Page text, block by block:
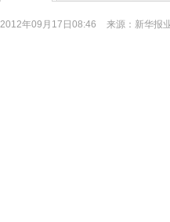
2012年09月17日08:46 来源： 新华报